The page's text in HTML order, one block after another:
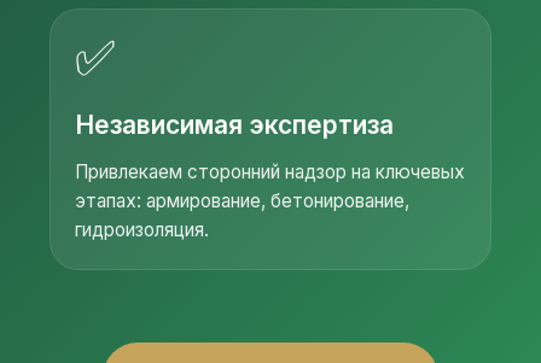
✅
Независимая экспертиза
Привлекаем сторонний надзор на ключевых
этапах: армирование, бетонирование,
гидроизоляция.